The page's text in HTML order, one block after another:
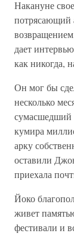
Накануне
потрясающий
дает
как никогда,
Он мог бы
несколько
сумасшедший
кумира
арку
оставили
приехала
Йоко
живет
фестивали и